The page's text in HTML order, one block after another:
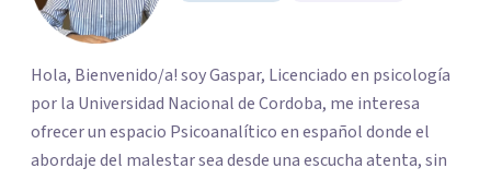
Hola, Bienvenido/a! soy Gaspar, Licenciado en psicología
por la Universidad Nacional de Cordoba, me interesa
ofrecer un espacio Psicoanalítico en español donde el
abordaje del malestar sea desde una escucha atenta, sin